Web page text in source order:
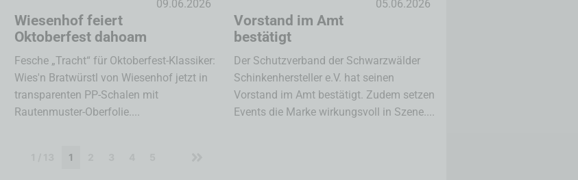
09.06.2026
Wiesenhof feiert
Oktoberfest dahoam
Fesche „Tracht“ für Oktoberfest-Klassiker:
Wies'n Bratwürstl von Wiesenhof jetzt in
transparenten PP-Schalen mit
Rautenmuster-Oberfolie....
05.06.2026
Vorstand im Amt
bestätigt
Der Schutzverband der Schwarzwälder
Schinkenhersteller e.V. hat seinen
Vorstand im Amt bestätigt. Zudem setzen
Events die Marke wirkungsvoll in Szene....
1